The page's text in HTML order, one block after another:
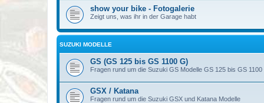
show your bike - Fotogalerie
Zeigt uns, was ihr in der Garage habt
SUZUKI MODELLE
GS (GS 125 bis GS 1100 G)
Fragen rund um die Suzuki GS Modelle GS 125 bis GS 1100
GSX / Katana
Fragen rund um die Suzuki GSX und Katana Modelle